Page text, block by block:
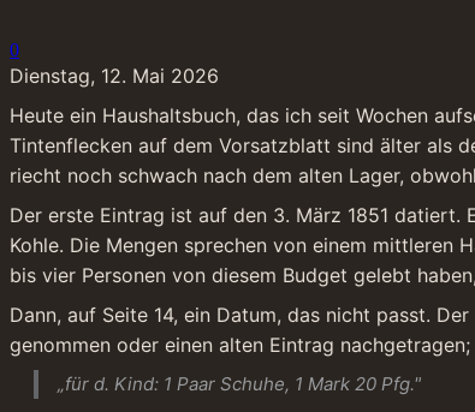
0
Dienstag, 12. Mai 2026
Heute ein Haushaltsbuch, das ich seit Wochen
Tintenflecken auf dem Vorsatzblatt sind älter als
riecht noch schwach nach dem alten Lager,
Der erste Eintrag ist auf den 3. März 1851
Kohle. Die Mengen sprechen von einem mittleren
bis vier Personen von diesem Budget gelebt
Dann, auf Seite 14, ein Datum, das nicht passt.
genommen oder einen alten Eintrag
„für d. Kind: 1 Paar Schuhe, 1 Mark 20 Pfg."